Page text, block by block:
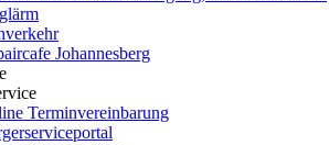
Johannesberg
Terminvereinbarung